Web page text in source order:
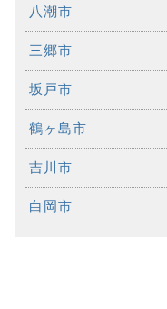
八潮市
三郷市
坂戸市
鶴ヶ島市
吉川市
白岡市